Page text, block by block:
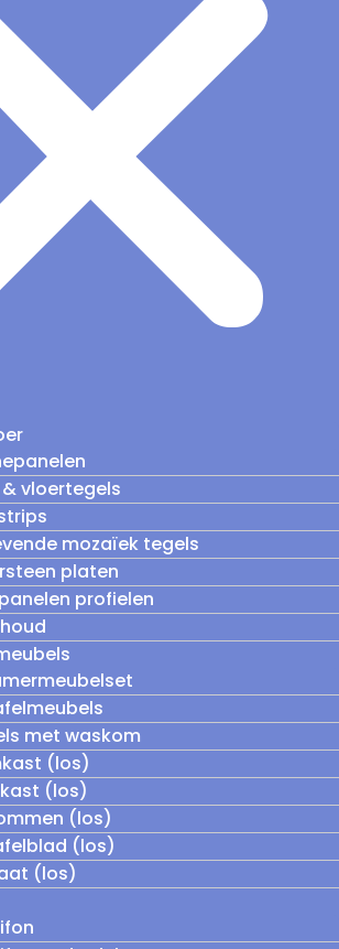
vloertegels
mozaïek tegels
platen
profielen
met waskom
(los)
(los)
(los)
(los)
(los)